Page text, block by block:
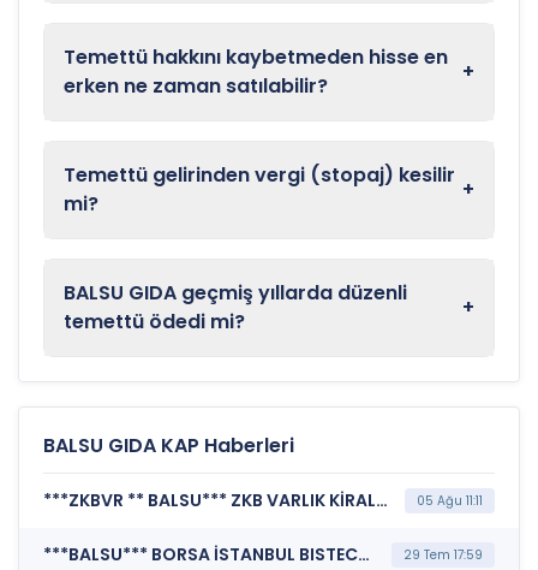
Temettü hakkını kaybetmeden hisse en
erken ne zaman satılabilir?
+
Temettü gelirinden vergi (stopaj) kesilir
mi?
+
BALSU GIDA geçmiş yıllarda düzenli
temettü ödedi mi?
+
BALSU GIDA KAP Haberleri
***ZKBVR ** BALSU*** ZKB VARLIK KİRALAMA A.Ş. (Pay Dışında Sermaye Piyasası Aracı İşlemlerine İlişkin Bildirim (Faizsiz)) 05 Ağu 11:11
***BALSU*** BORSA İSTANBUL BISTECH DEVRE KESİCİ UYGULAMASI (Pay Bazında Devre Kesici Bildirimi) 29 Tem 17:59